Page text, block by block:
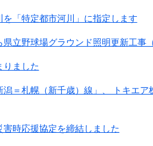
「特定都市河川」に指定します
立野球場グラウンド照明更新工事
りました
＝札幌（新千歳）線」、 トキエ
時応援協定を締結しました